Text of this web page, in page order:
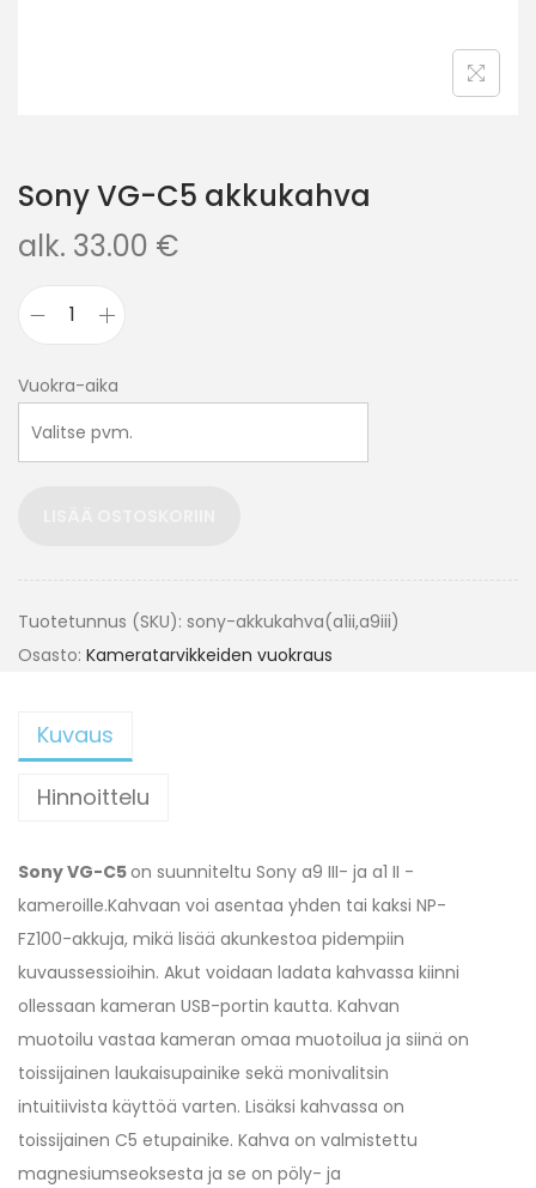
Sony VG-C5 akkukahva
alk. 33.00 €
Vuokra-aika
Tuotetunnus (SKU): sony-akkukahva(a1ii,a9iii)
Osasto: Kameratarvikkeiden vuokraus
Kuvaus
Hinnoittelu
Sony VG-C5on suunniteltu Sony a9 III- ja a1 II -
kameroille.Kahvaan voi asentaa yhden tai kaksi NP-
FZ100-akkuja, mikä lisää akunkestoa pidempiin
kuvaussessioihin. Akut voidaan ladata kahvassa kiinni
ollessaan kameran USB-portin kautta. Kahvan
muotoilu vastaa kameran omaa muotoilua ja siinä on
toissijainen laukaisupainike sekä monivalitsin
intuitiivista käyttöä varten. Lisäksi kahvassa on
toissijainen C5 etupainike. Kahva on valmistettu
magnesiumseoksesta ja se on pöly- ja